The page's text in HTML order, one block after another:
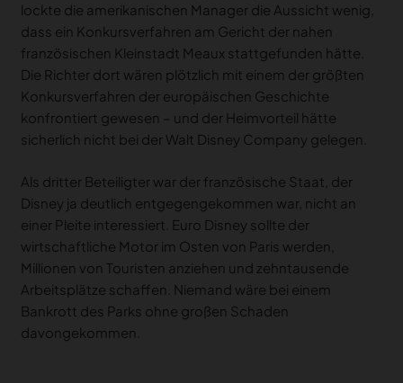
lockte die amerikanischen Manager die Aussicht wenig,
dass ein Konkursverfahren am Gericht der nahen
französischen Kleinstadt Meaux stattgefunden hätte.
Die Richter dort wären plötzlich mit einem der größten
Konkursverfahren der europäischen Geschichte
konfrontiert gewesen – und der Heimvorteil hätte
sicherlich nicht bei der Walt Disney Company gelegen.
Als dritter Beteiligter war der französische Staat, der
Disney ja deutlich entgegengekommen war, nicht an
einer Pleite interessiert. Euro Disney sollte der
wirtschaftliche Motor im Osten von Paris werden,
Millionen von Touristen anziehen und zehntausende
Arbeitsplätze schaffen. Niemand wäre bei einem
Bankrott des Parks ohne großen Schaden
davongekommen.